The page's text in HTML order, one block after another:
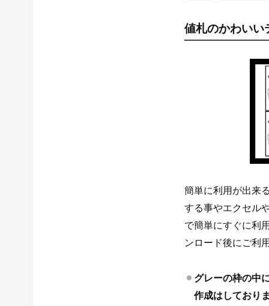
値札のかわいい
簡単に利用が出来
する事やエクセル
で簡単にすぐに利
ンロード後にご利
グレーの枠の中
作成はしており